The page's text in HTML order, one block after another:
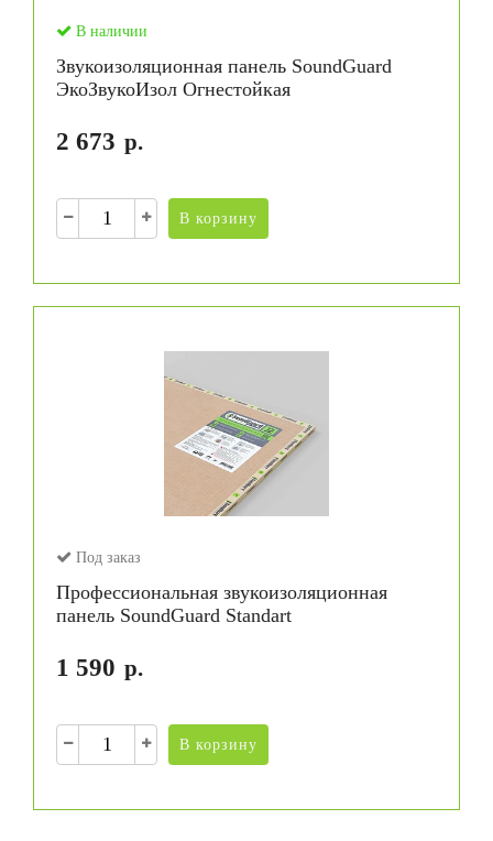
В наличии
Звукоизоляционная панель SoundGuard
ЭкоЗвукоИзол Огнестойкая
2 673 р.
В корзину
Под заказ
Профессиональная звукоизоляционная
панель SoundGuard Standart
1 590 р.
В корзину